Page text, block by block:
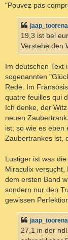
"Pouvez pas
19,3 ist bei
Verstehe den
Im deutschen Text
sogenannten
Rede. Im
quatre feuilles qui
Ich denke, der
neuen
ist; so wie es eben
Zaubertrankes ist,
Lustiger ist was
Miraculix
dem ersten Band
sondern nur den
gewissen
27,1 in der